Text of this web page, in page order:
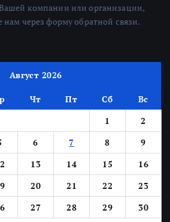
компании или организации,
через форму обратной связи.
Август 2026
Чт Пт Сб
Вс
1
2
6 7 8
9
13 14 15
16
20 21 22
23
27 28 29
30